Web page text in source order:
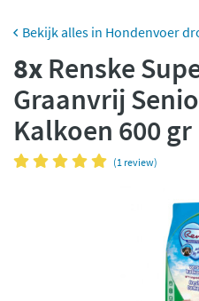
Betaal
Hondenvoer
8x Renske
Graanvrij
Kalkoen 600 gr
(1 review)